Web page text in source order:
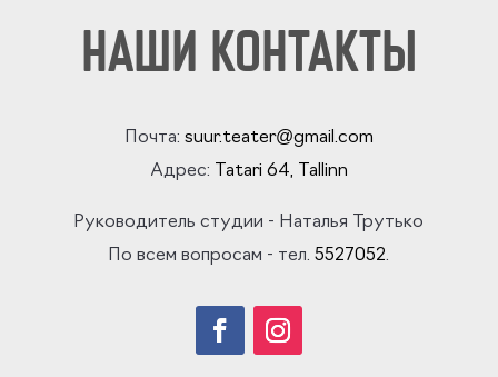
НАШИ КОНТАКТЫ
Почта: suur.teater@gmail.com
Адрес: Tatari 64, Tallinn
Руководитель студии - Наталья Трутько
По всем вопросам - тел.5527052.